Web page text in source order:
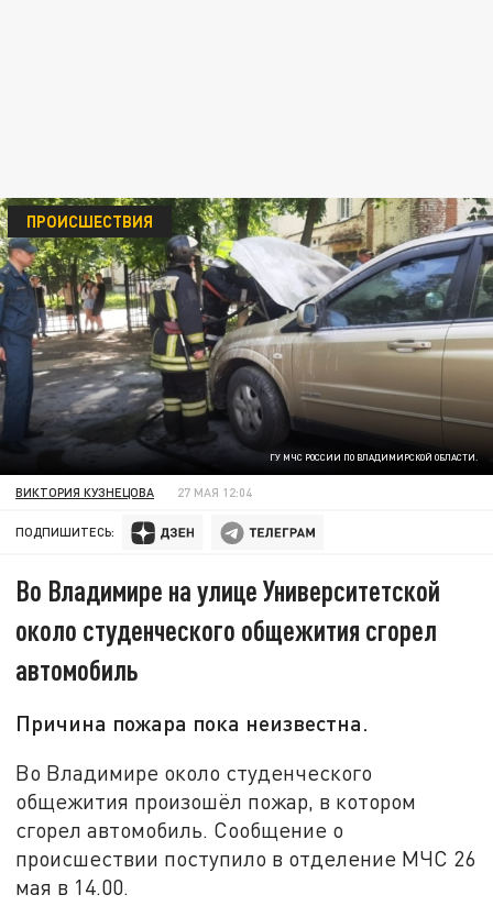
ГУ МЧС РОССИИ ПО ВЛАДИМИРСКОЙ ОБЛАСТИ.
ПРОИСШЕСТВИЯ
ВИКТОРИЯ КУЗНЕЦОВА 27 МАЯ 12:04
ПОДПИШИТЕСЬ:
Во Владимире на улице Университетской
около студенческого общежития сгорел
автомобиль
Причина пожара пока неизвестна.
Во Владимире около студенческого
общежития произошёл пожар, в котором
сгорел автомобиль. Сообщение о
происшествии поступило в отделение МЧС 26
мая в 14.00.